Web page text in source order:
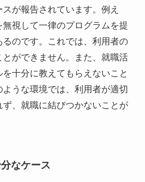
が報告されています。例え
視して一律のプログラムを提
のです。これでは、利用者の
とができません。また、就職活
十分に教えてもらえないこと
ような環境では、利用者が適切
ず、就職に結びつかないことが
なケース